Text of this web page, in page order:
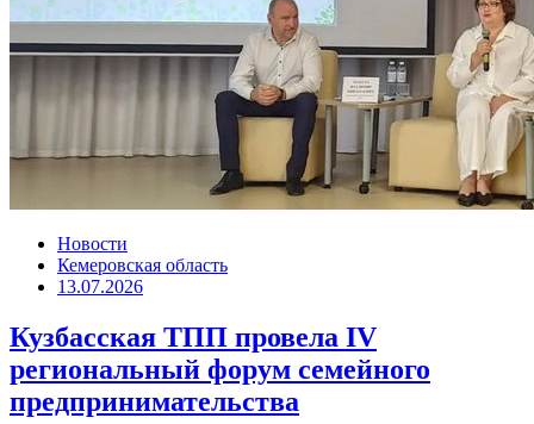
Новости
Кемеровская область
13.07.2026
Кузбасская ТПП провела IV
региональный форум семейного
предпринимательства